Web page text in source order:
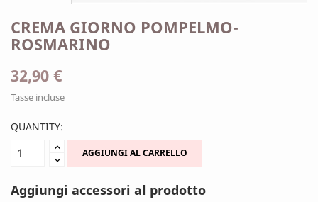
CREMA GIORNO POMPELMO-
ROSMARINO
32,90 €
Tasse incluse
QUANTITY:
AGGIUNGI AL CARRELLO
Aggiungi accessori al prodotto